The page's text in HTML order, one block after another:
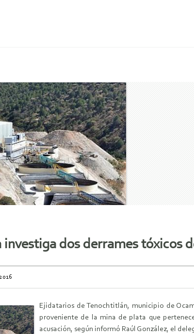
investiga dos derrames tóxicos
Ejidatarios de Tenochtitlán, municipio de
proveniente de la mina de plata que
acusación, según informó Raúl González, el